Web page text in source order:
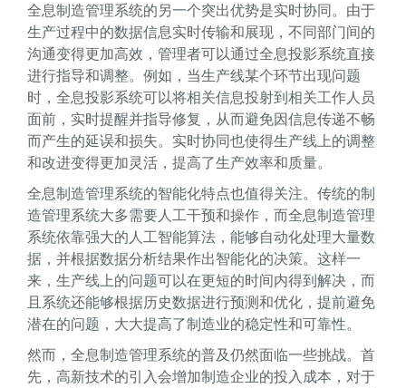
全息制造管理系统的另一个突出优势是实时协同。由于
生产过程中的数据信息实时传输和展现，不同部门间的
沟通变得更加高效，管理者可以通过全息投影系统直接
进行指导和调整。例如，当生产线某个环节出现问题
时，全息投影系统可以将相关信息投射到相关工作人员
面前，实时提醒并指导修复，从而避免因信息传递不畅
而产生的延误和损失。实时协同也使得生产线上的调整
和改进变得更加灵活，提高了生产效率和质量。
全息制造管理系统的智能化特点也值得关注。传统的制
造管理系统大多需要人工干预和操作，而全息制造管理
系统依靠强大的人工智能算法，能够自动化处理大量数
据，并根据数据分析结果作出智能化的决策。这样一
来，生产线上的问题可以在更短的时间内得到解决，而
且系统还能够根据历史数据进行预测和优化，提前避免
潜在的问题，大大提高了制造业的稳定性和可靠性。
然而，全息制造管理系统的普及仍然面临一些挑战。首
先，高新技术的引入会增加制造企业的投入成本，对于